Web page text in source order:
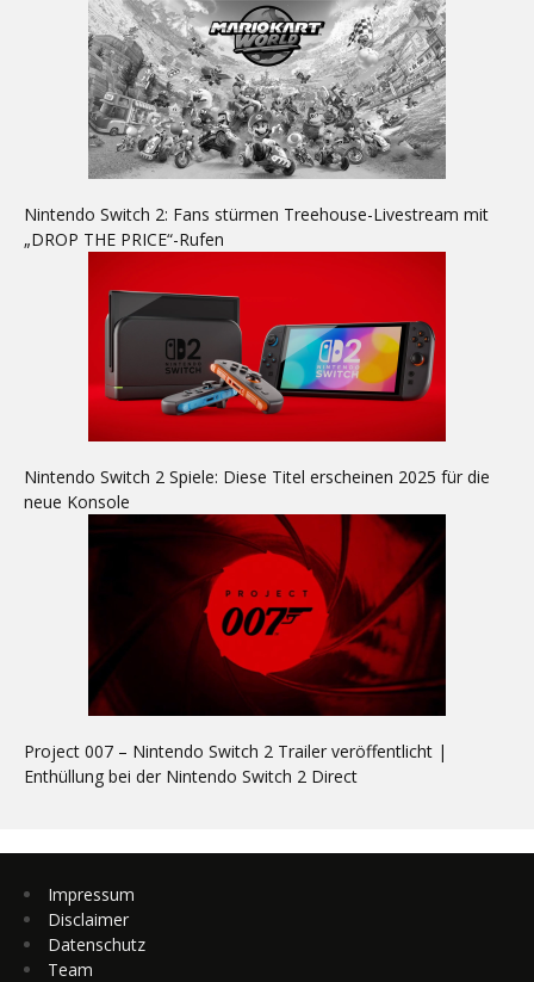
Nintendo Switch 2: Fans stürmen Treehouse-Livestream mit
„DROP THE PRICE“-Rufen
Nintendo Switch 2 Spiele: Diese Titel erscheinen 2025 für die
neue Konsole
Project 007 – Nintendo Switch 2 Trailer veröffentlicht |
Enthüllung bei der Nintendo Switch 2 Direct
Impressum
Disclaimer
Datenschutz
Team